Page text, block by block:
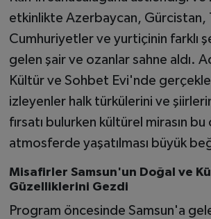
etkinlikte Azerbaycan, Gürcistan,
Cumhuriyetler ve yurtiçinin farklı
gelen şair ve ozanlar sahne aldı.
Kültür ve Sohbet Evi'nde
izleyenler halk türkülerini ve
fırsatı bulurken kültürel mirasın bu
atmosferde yaşatılması büyük
Misafirler Samsun'un Doğal ve
Güzelliklerini Gezdi
Program öncesinde Samsun'a